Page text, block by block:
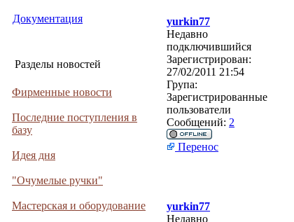
Документация
Разделы новостей
Фирменные новости
Последние поступления в
базу
Идея дня
"Очумелые ручки"
Мастерская и оборудование
yurkin77
Недавно
подключившийся
Зарегистрирован:
27/02/2011 21:54
Група:
Зарегистрированные
пользователи
Сообщений: 2
Перенос
yurkin77
Недавно